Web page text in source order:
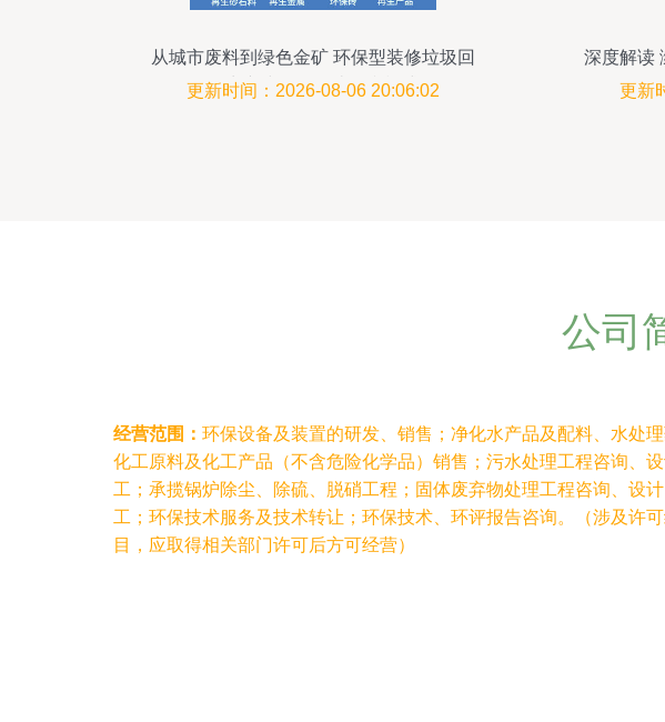
从城市废料到绿色金矿 环保型装修垃圾回
收生产线如何创造双赢模式
更新时间：2026-08-06 20:06:02
深度解读
氯
更新
公司
经营范围： 环保设备及装置的研发、销售；净化水产品及配料、水处理
化工原料及化工产品（不含危险化学品）销售；污水处理工程咨询、
工；承揽锅炉除尘、除硫、脱硝工程；固体废弃物处理工程咨询、设
工；环保技术服务及技术转让；环保技术、环评报告咨询。（涉及许
目，应取得相关部门许可后方可经营）